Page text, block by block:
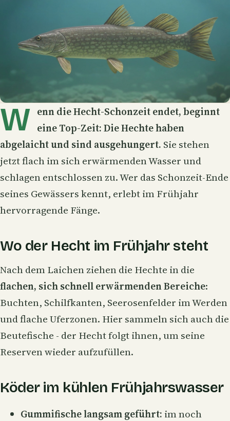
W enn die Hecht-Schonzeit endet, beginnt
eine Top-Zeit: DieHechtehaben
abgelaicht und sind ausgehungert. Sie stehen
jetzt flach im sich erwärmenden Wasser und
schlagen entschlossen zu. Wer das Schonzeit-Ende
seines Gewässers kennt, erlebt im Frühjahr
hervorragende Fänge.
Wo der Hecht im Frühjahr steht
Nach dem Laichen ziehen die Hechte in die
flachen, sich schnell erwärmenden Bereiche:
Buchten, Schilfkanten, Seerosenfelder im Werden
und flache Uferzonen. Hier sammeln sich auch die
Beutefische - der Hecht folgt ihnen, um seine
Reserven wieder aufzufüllen.
Köder im kühlen Frühjahrswasser
Gummifischelangsam geführt: im noch